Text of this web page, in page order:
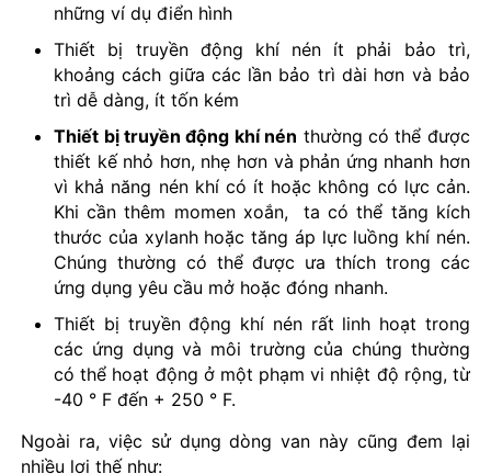
những ví dụ điển hình
Thiết bị truyền động khí nén ít phải bảo trì,
khoảng cách giữa các lần bảo trì dài hơn và bảo
trì dễ dàng, ít tốn kém
Thiết bị truyền động khí nén thường có thể được
thiết kế nhỏ hơn, nhẹ hơn và phản ứng nhanh hơn
vì khả năng nén khí có ít hoặc không có lực cản.
Khi cần thêm momen xoắn, ta có thể tăng kích
thước của xylanh hoặc tăng áp lực luồng khí nén.
Chúng thường có thể được ưa thích trong các
ứng dụng yêu cầu mở hoặc đóng nhanh.
Thiết bị truyền động khí nén rất linh hoạt trong
các ứng dụng và môi trường của chúng thường
có thể hoạt động ở một phạm vi nhiệt độ rộng, từ
-40 ° F đến + 250 ° F.
Ngoài ra, việc sử dụng dòng van này cũng đem lại
nhiều lợi thế như: